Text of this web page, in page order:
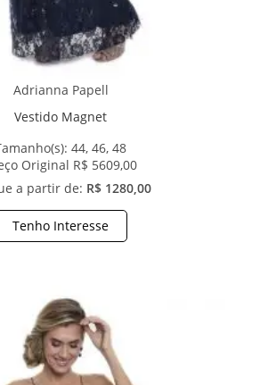
Adrianna Papell
Vestido Magnet
44, 46, 48
Original R$ 5609,00
a partir de: R$ 1280,00
Tenho Interesse